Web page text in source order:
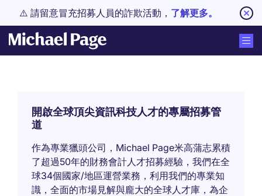
⚠️ 請留意冒充招募人員的詐欺活動， 了解更多。
開啟全球頂尖資訊科技人才的專屬招募管
道
作為專業獵頭公司，Michael Page米高蒲志累積
了超過50年的財務會計人才招募經驗，我們在全
球34個國家/地區運營業務，利用我們的專業知
識，全面的市場見解與龐大的全球人才庫，為企